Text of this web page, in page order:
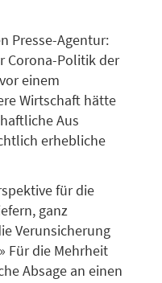
Presse-Agentur:
Corona-Politik der
einem
Wirtschaft hätte
Aus
erhebliche
für die
ganz
Verunsicherung
Für die Mehrheit
Absage an einen